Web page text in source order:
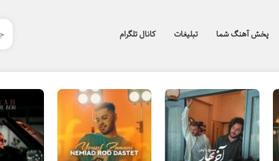
پخش آهنگ شما تبلیغات کانال تلگرام